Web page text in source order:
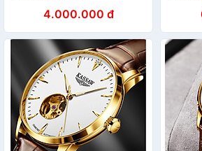
4.000.000 đ